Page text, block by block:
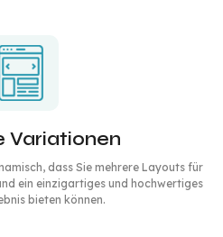
Variationen
dass Sie mehrere Layouts für
ein einzigartiges und hochwertiges
bieten können.